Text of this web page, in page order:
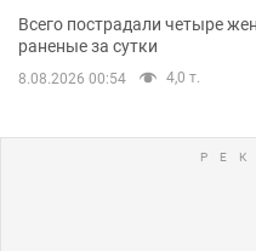
Всего пострадали четыре
раненые за сутки
8.08.2026 00:54 4,0 т.